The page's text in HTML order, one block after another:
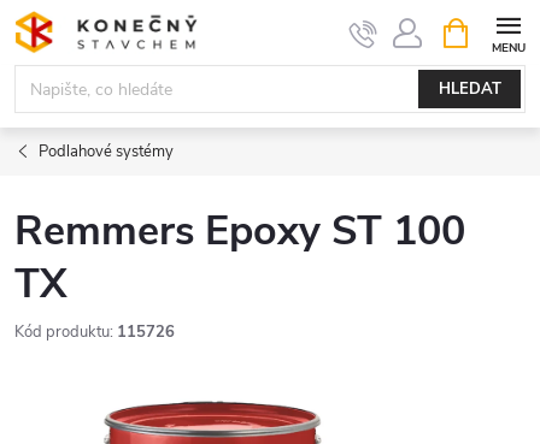
Přejít
na
obsah
HLEDAT
NÁKUPNÍ
KOŠÍK
Podlahové systémy
Remmers Epoxy ST 100
TX
Kód produktu: 115726